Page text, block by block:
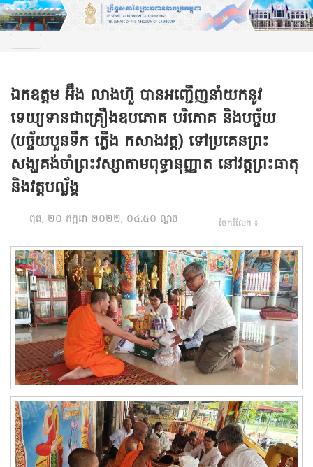
ឯកឧត្តម អ៊ឹង លាងហ៊ួ បានអញ្ជើញនាំយកនូវ
ទេយ្យទានជាគ្រឿងឧបភោគ បរិភោគ និងបច្ច័យ
(បច្ច័យបួនទឹក ភ្លើង កសាងវត្ត) ទៅប្រគេនព្រះ
សង្ឃគង់ចាំព្រះវស្សាតាមពុទ្ធានុញ្ញាត នៅវត្តព្រះធាតុ
និងវត្តបល្ល័ង្គ
ពុធ, ២០ កក្កដា ២០២២, ០៤:៥០ ល្ងាច ចែករំលែក ៖